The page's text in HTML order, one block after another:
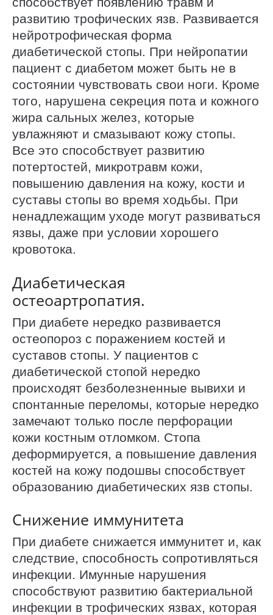
развитию трофических язв. Развивается
нейротрофическая форма
диабетической стопы. При нейропатии
пациент с диабетом может быть не в
состоянии чувствовать свои ноги. Кроме
того, нарушена секреция пота и кожного
жира сальных желез, которые
увлажняют и смазывают кожу стопы.
Все это способствует развитию
потертостей, микротравм кожи,
повышению давления на кожу, кости и
суставы стопы во время ходьбы. При
ненадлежащим уходе могут развиваться
язвы, даже при условии хорошего
кровотока.
Диабетическая
остеоартропатия.
При диабете нередко развивается
остеопороз с поражением костей и
суставов стопы. У пациентов с
диабетической стопой нередко
происходят безболезненные вывихи и
спонтанные переломы, которые нередко
замечают только после перфорации
кожи костным отломком. Стопа
деформируется, а повышение давления
костей на кожу подошвы способствует
образованию диабетических язв стопы.
Снижение иммунитета
При диабете снижается иммунитет и, как
следствие, способность сопротивляться
инфекции. Имунные нарушения
способствуют развитию бактериальной
инфекции в трофических язвах, которая